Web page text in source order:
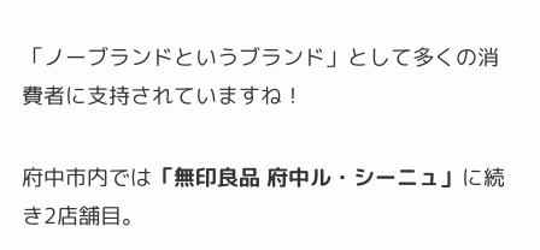
「ノーブランドというブランド」として多くの消
費者に支持されていますね！
府中市内では 「無印良品 府中ル・シーニュ」 に続
き2店舗目。